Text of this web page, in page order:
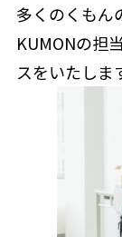
多くのくもん
KUMONの担
スをいたしま